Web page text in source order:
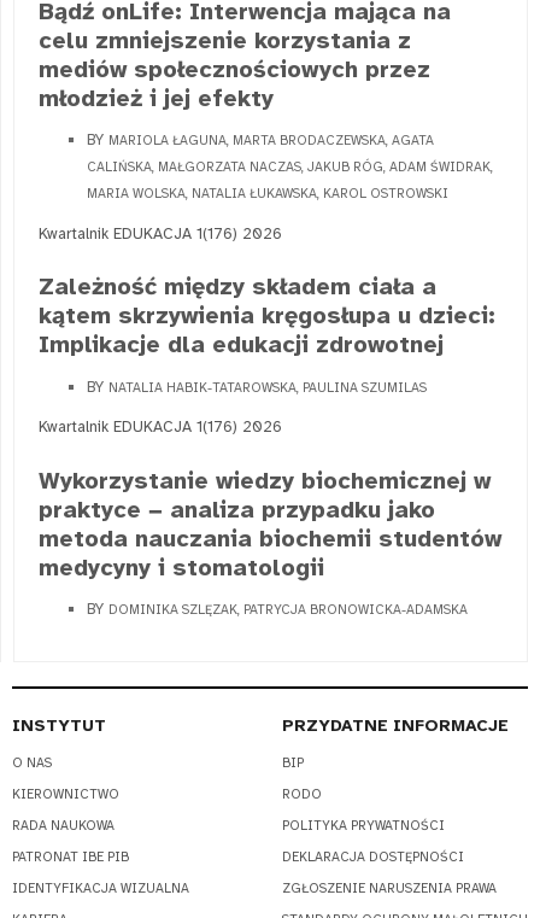
Bądź onLife: Interwencja mająca na
celu zmniejszenie korzystania z
mediów społecznościowych przez
młodzież i jej efekty
BY MARIOLA ŁAGUNA, MARTA BRODACZEWSKA, AGATA
CALIŃSKA, MAŁGORZATA NACZAS, JAKUB RÓG, ADAM ŚWIDRAK,
MARIA WOLSKA, NATALIA ŁUKAWSKA, KAROL OSTROWSKI
Kwartalnik EDUKACJA 1(176) 2026
Zależność między składem ciała a
kątem skrzywienia kręgosłupa u dzieci:
Implikacje dla edukacji zdrowotnej
BY NATALIA HABIK-TATAROWSKA, PAULINA SZUMILAS
Kwartalnik EDUKACJA 1(176) 2026
Wykorzystanie wiedzy biochemicznej w
praktyce − analiza przypadku jako
metoda nauczania biochemii studentów
medycyny i stomatologii
BY DOMINIKA SZLĘZAK, PATRYCJA BRONOWICKA-ADAMSKA
INSTYTUT
O NAS
KIEROWNICTWO
RADA NAUKOWA
PATRONAT IBE PIB
IDENTYFIKACJA WIZUALNA
PRZYDATNE INFORMACJE
BIP
RODO
POLITYKA PRYWATNOŚCI
DEKLARACJA DOSTĘPNOŚCI
ZGŁOSZENIE NARUSZENIA PRAWA